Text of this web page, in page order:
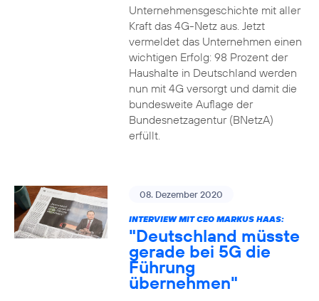
Unternehmensgeschichte mit aller
Kraft das 4G-Netz aus. Jetzt
vermeldet das Unternehmen einen
wichtigen Erfolg: 98 Prozent der
Haushalte in Deutschland werden
nun mit 4G versorgt und damit die
bundesweite Auflage der
Bundesnetzagentur (BNetzA)
erfüllt.
08. Dezember 2020
INTERVIEW MIT CEO MARKUS HAAS:
"Deutschland müsste
gerade bei 5G die
Führung
übernehmen"